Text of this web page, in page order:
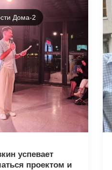
Дома-2
успевает
проектом и